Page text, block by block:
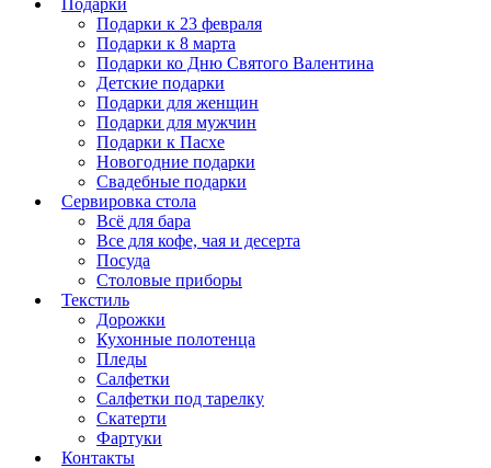
Подарки
Подарки к 23 февраля
Подарки к 8 марта
Подарки ко Дню Святого Валентина
Детские подарки
Подарки для женщин
Подарки для мужчин
Подарки к Пасхе
Новогодние подарки
Свадебные подарки
Сервировка стола
Всё для бара
Все для кофе, чая и десерта
Посуда
Столовые приборы
Текстиль
Дорожки
Кухонные полотенца
Пледы
Салфетки
Салфетки под тарелку
Скатерти
Фартуки
Контакты